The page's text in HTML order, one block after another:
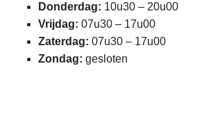
Donderdag: 10u30 – 20u00
Vrijdag: 07u30 – 17u00
Zaterdag: 07u30 – 17u00
Zondag: gesloten